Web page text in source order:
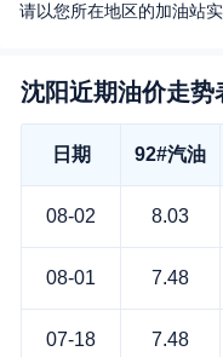
请以您所在地区的加油站实
沈阳近期油价走势
日期 92#汽油
08-02 8.03
08-01 7.48
07-18 7.48